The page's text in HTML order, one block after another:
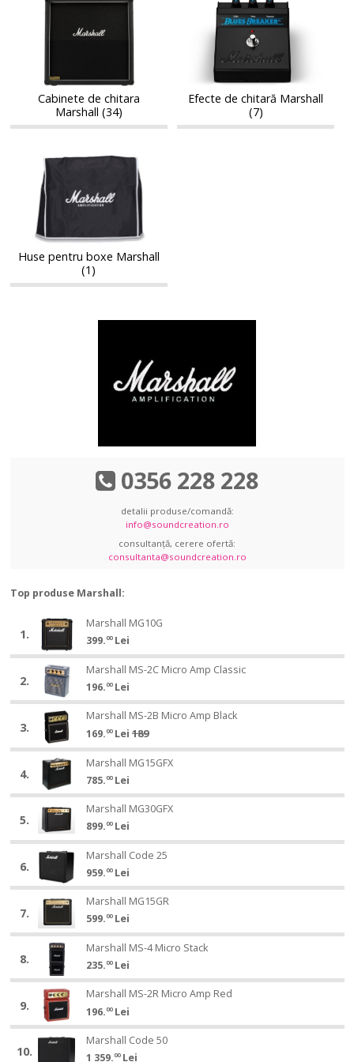
chitara
Cabinete
chitara
Cabinete de chitara
Marshall (34)
chitară
Marshall
chitară
Marshall
Efecte de chitară Marshall
(7)
pentru
Marshall
pentru
boxe
Marshall
Huse pentru boxe Marshall
(1)
0356 228 228
detalii produse/comandă:
info@soundcreation.ro
consultanță, cerere ofertă:
consultanta@soundcreation.ro
Top produse Marshall:
Marshall
MG10G
1.
Marshall
MG10G
Marshall MG10G
399. 00 Lei
Marshall
MS-
2C
Amp
Classic
2.
Marshall
MS-
2C
Micro
Amp
Classic
Marshall MS-2C Micro Amp Classic
196. 00 Lei
Marshall
MS-
2B
Amp
Black
3.
Marshall
MS-
2B
Micro
Amp
Black
Marshall MS-2B Micro Amp Black
169. 00 Lei 189
Marshall
MG15GFX
4.
Marshall
MG15GFX
Marshall MG15GFX
785. 00 Lei
Marshall
MG30GFX
5.
Marshall
MG30GFX
Marshall MG30GFX
899. 00 Lei
Marshall
Code
25
6.
Marshall
Code
25
Marshall Code 25
959. 00 Lei
Marshall
MG15GR
7.
Marshall
MG15GR
Marshall MG15GR
599. 00 Lei
Marshall
MS-
4
Stack
8.
Marshall
MS-
4
Micro
Stack
Marshall MS-4 Micro Stack
235. 00 Lei
Marshall
MS-
2R
Micro
Amp
9.
Marshall
MS-
2R
Micro
Marshall MS-2R Micro Amp Red
196. 00 Lei
Marshall
Code
10.
Marshall
Marshall Code 50
1 359. 00 Lei